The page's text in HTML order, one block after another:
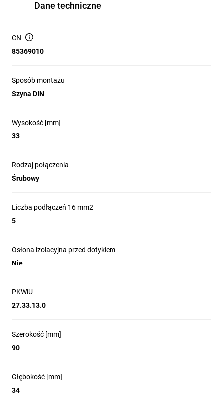
Dane techniczne
CN
85369010
Sposób montażu
Szyna DIN
Wysokość [mm]
33
Rodzaj połączenia
Śrubowy
Liczba podłączeń 16 mm2
5
Osłona izolacyjna przed dotykiem
Nie
PKWiU
27.33.13.0
Szerokość [mm]
90
Głębokość [mm]
34